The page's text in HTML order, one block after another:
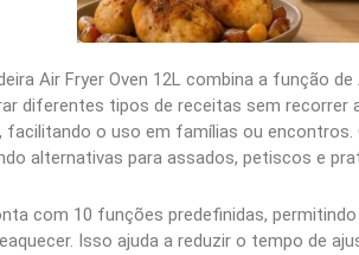
Air Fryer Oven 12L combina a função
diferentes tipos de receitas sem
facilitando o uso em famílias ou
alternativas para assados, petiscos e
com 10 funções predefinidas,
Isso ajuda a reduzir o tempo de